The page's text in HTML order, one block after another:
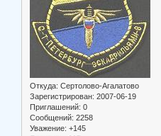
Откуда: Сертолово-Агалатово
Зарегистрирован: 2007-06-19
Приглашений: 0
Сообщений: 2258
Уважение: +145